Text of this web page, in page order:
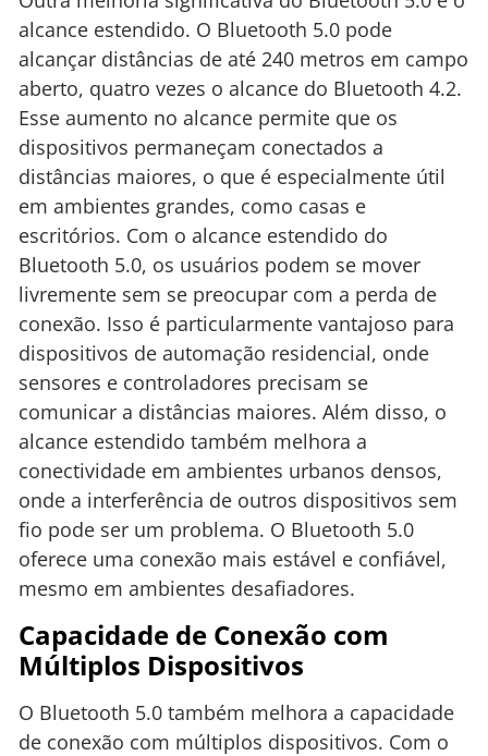
alcance estendido. O Bluetooth 5.0 pode
alcançar distâncias de até 240 metros em campo
aberto, quatro vezes o alcance do Bluetooth 4.2.
Esse aumento no alcance permite que os
dispositivos permaneçam conectados a
distâncias maiores, o que é especialmente útil
em ambientes grandes, como casas e
escritórios. Com o alcance estendido do
Bluetooth 5.0, os usuários podem se mover
livremente sem se preocupar com a perda de
conexão. Isso é particularmente vantajoso para
dispositivos de automação residencial, onde
sensores e controladores precisam se
comunicar a distâncias maiores. Além disso, o
alcance estendido também melhora a
conectividade em ambientes urbanos densos,
onde a interferência de outros dispositivos sem
fio pode ser um problema. O Bluetooth 5.0
oferece uma conexão mais estável e confiável,
mesmo em ambientes desafiadores.
Capacidade de Conexão com
Múltiplos Dispositivos
O Bluetooth 5.0 também melhora a capacidade
de conexão com múltiplos dispositivos. Com o